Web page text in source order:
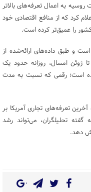
به اعمال تعرفه‌های بالاتر
کرد که از منافع اقتصادی خود
را عمیق‌تر کرده است.
و طبق داده‌های ارائه‌شده از
ژوئن امسال، روزانه حدود یک
کرده است؛ رقمی که نسبت به مدت
تعرفه‌های تجاری آمریکا بر
تحلیلگران، می‌تواند رشد
دهد.